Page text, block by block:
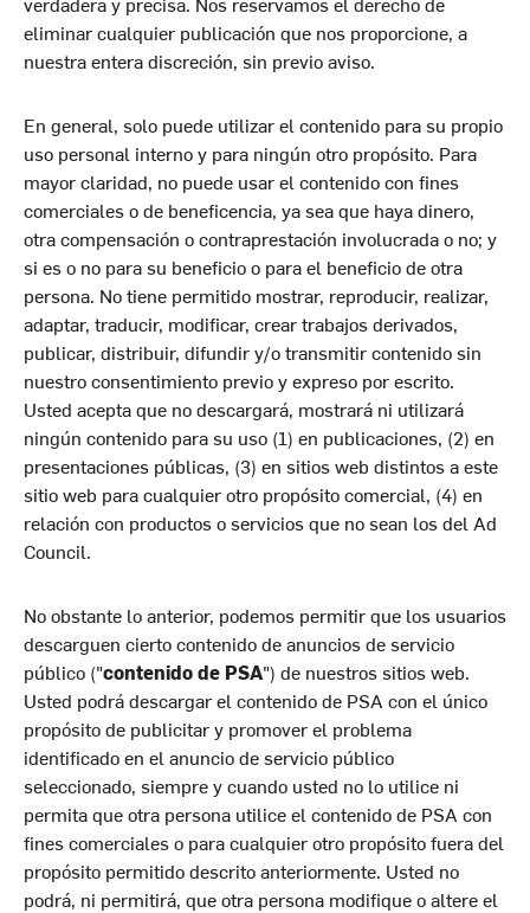
eliminar cualquier publicación que nos proporcione, a
nuestra entera discreción, sin previo aviso.
En general, solo puede utilizar el contenido para su propio
uso personal interno y para ningún otro propósito. Para
mayor claridad, no puede usar el contenido con fines
comerciales o de beneficencia, ya sea que haya dinero,
otra compensación o contraprestación involucrada o no; y
si es o no para su beneficio o para el beneficio de otra
persona. No tiene permitido mostrar, reproducir, realizar,
adaptar, traducir, modificar, crear trabajos derivados,
publicar, distribuir, difundir y/o transmitir contenido sin
nuestro consentimiento previo y expreso por escrito.
Usted acepta que no descargará, mostrará ni utilizará
ningún contenido para su uso (1) en publicaciones, (2) en
presentaciones públicas, (3) en sitios web distintos a este
sitio web para cualquier otro propósito comercial, (4) en
relación con productos o servicios que no sean los del Ad
Council.
No obstante lo anterior, podemos permitir que los usuarios
descarguen cierto contenido de anuncios de servicio
público ("contenido de PSA") de nuestros sitios web.
Usted podrá descargar el contenido de PSA con el único
propósito de publicitar y promover el problema
identificado en el anuncio de servicio público
seleccionado, siempre y cuando usted no lo utilice ni
permita que otra persona utilice el contenido de PSA con
fines comerciales o para cualquier otro propósito fuera del
propósito permitido descrito anteriormente. Usted no
podrá, ni permitirá, que otra persona modifique o altere el